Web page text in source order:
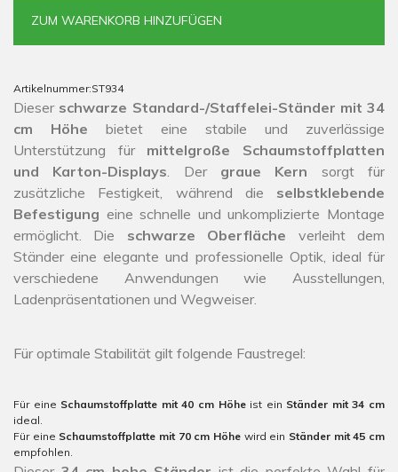
ZUM WARENKORB HINZUFÜGEN
Artikelnummer:ST934
Dieser schwarze Standard-/Staffelei-Ständer mit 34
cm Höhe bietet eine stabile und zuverlässige
Unterstützung für mittelgroße Schaumstoffplatten
und Karton-Displays . Der graue Kern sorgt für
zusätzliche Festigkeit, während die selbstklebende
Befestigung eine schnelle und unkomplizierte Montage
ermöglicht. Die schwarze Oberfläche verleiht dem
Ständer eine elegante und professionelle Optik, ideal für
verschiedene Anwendungen wie Ausstellungen,
Ladenpräsentationen und Wegweiser.
Für optimale Stabilität gilt folgende Faustregel:
Für eine Schaumstoffplatte mit 40 cm Höheist ein Ständer mit 34 cm
ideal.
Für eine Schaumstoffplatte mit 70 cm Höhe wird ein Ständer mit 45 cm
empfohlen.